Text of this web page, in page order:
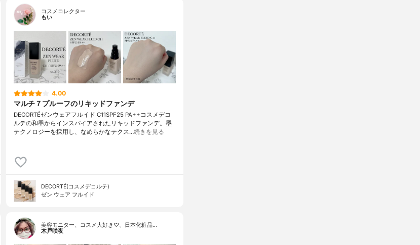
コスメコレクター
もい
4.00
マルチ７プルーフのリキッドファンデ
DECORTÉゼンウェアフルイド C11SPF25 PA++コスメデコ
ルテの和墨からインスパイアされたリキッドファンデ。墨
テクノロジーを採用し、なめらかなテクス…続きを見る
DECORTÉ(コスメデコルテ)
ゼン ウェア フルイド
美容モニター、コスメ大好き♡、日本化粧品…
木戸咲夜